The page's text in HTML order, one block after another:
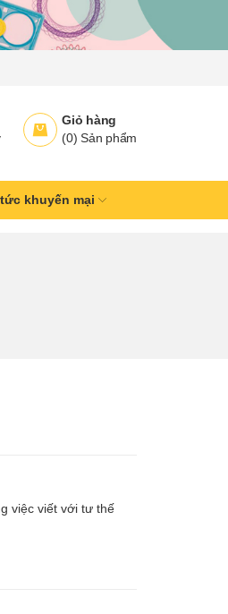
Giỏ hàng
(0) Sản phẩm
khuyến mại
việc viết với tư thế